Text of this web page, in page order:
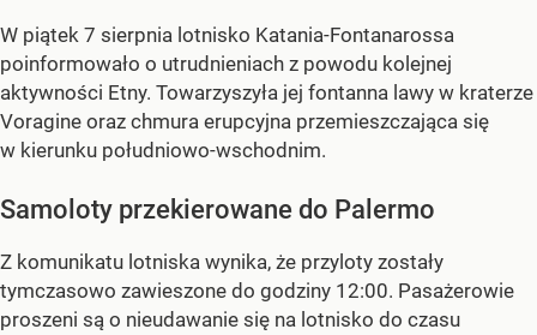
W piątek 7 sierpnia lotnisko Katania-Fontanarossa
poinformowało o utrudnieniach z powodu kolejnej
aktywności Etny. Towarzyszyła jej fontanna lawy w kraterze
Voragine oraz chmura erupcyjna przemieszczająca się
w kierunku południowo-wschodnim.
Samoloty przekierowane do Palermo
Z komunikatu lotniska wynika, że przyloty zostały
tymczasowo zawieszone do godziny 12:00. Pasażerowie
proszeni są o nieudawanie się na lotnisko do czasu